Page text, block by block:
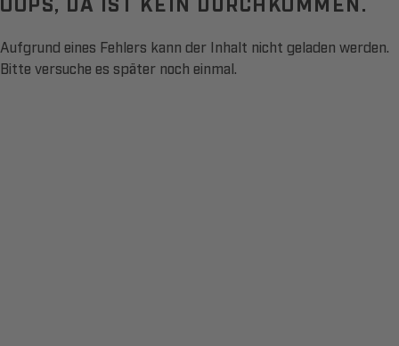
Aufgrund eines Fehlers kann der Inhalt nicht geladen werden.
Bitte versuche es später noch einmal.